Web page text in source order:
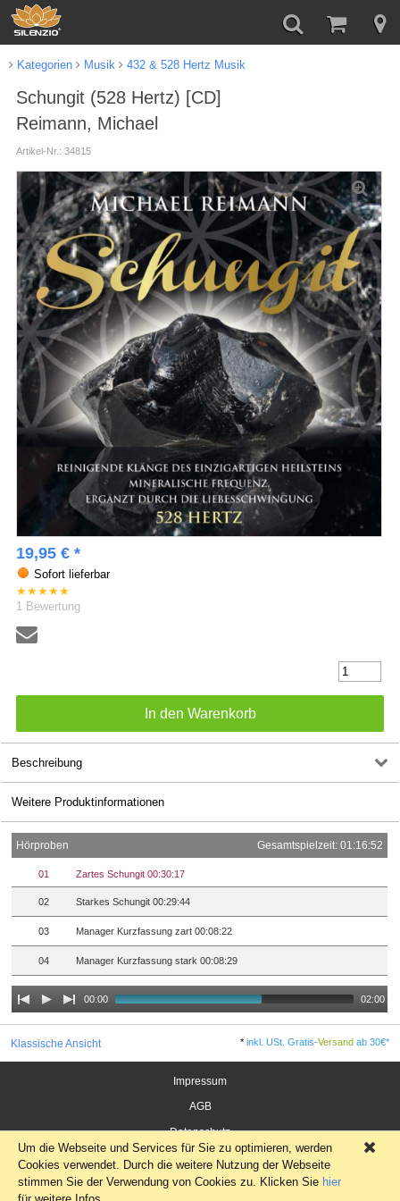
Kategorien Musik 432 & 528 Hertz Musik
Schungit (528 Hertz) [CD]
Reimann, Michael
Artikel-Nr.: 34815
19,95 € *
Sofort lieferbar
★ ★ ★ ★ ★
1
Bewertung
Beschreibung
Weitere Produktinformationen
Hörproben Gesamtspielzeit: 01:16:52
01 Zartes Schungit 00:30:17
02 Starkes Schungit 00:29:44
03 Manager Kurzfassung zart 00:08:22
04 Manager Kurzfassung stark 00:08:29
00:00 02:00
Klassische Ansicht *inkl. USt. Gratis-Versand ab 30€*
Impressum
AGB
Datenschutz
Widerrufsrecht für Verbraucher
Um die Webseite und Services für Sie zu optimieren, werden
Cookies verwendet. Durch die weitere Nutzung der Webseite
stimmen Sie der Verwendung von Cookies zu. Klicken Sie hier